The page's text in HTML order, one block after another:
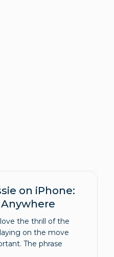
on iPhone:
the thrill of the
on the move
The phrase